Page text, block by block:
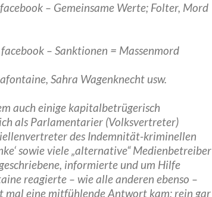
– Gemeinsame Werte; Folter, Mord
– Sanktionen = Massenmord
Sahra Wagenknecht usw.
auch einige kapitalbetrügerisch
als Parlamentarier (Volksvertreter)
des Indemnität-kriminellen
sowie viele „alternative“ Medienbetreiber
informierte und um Hilfe
reagierte – wie alle anderen ebenso –
mal eine mitfühlende Antwort kam; rein gar